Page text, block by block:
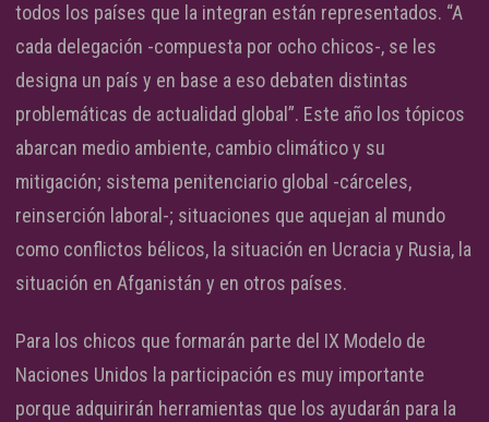
todos los países que la integran están representados. “A
cada delegación -compuesta por ocho chicos-, se les
designa un país y en base a eso debaten distintas
problemáticas de actualidad global”. Este año los tópicos
abarcan medio ambiente, cambio climático y su
mitigación; sistema penitenciario global -cárceles,
reinserción laboral-; situaciones que aquejan al mundo
como conflictos bélicos, la situación en Ucracia y Rusia, la
situación en Afganistán y en otros países.
Para los chicos que formarán parte del IX Modelo de
Naciones Unidos la participación es muy importante
porque adquirirán herramientas que los ayudarán para la